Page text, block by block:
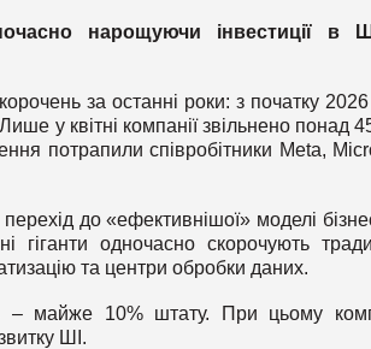
нарощуючи інвестиції в
за останні роки: з початку
у квітні компанії звільнено понад
потрапили співробітники Meta,
до «ефективнішої» моделі
гіганти одночасно скорочують
та центри обробки даних.
– майже 10% штату. При цьому
ШІ.